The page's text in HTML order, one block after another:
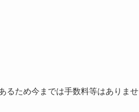
るため今までは手数料等はありませ